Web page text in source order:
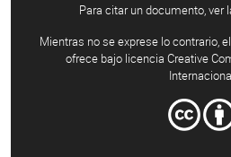
Para citar un documento, ver
Mientras no se exprese lo contrario,
ofrece bajo licencia Creative